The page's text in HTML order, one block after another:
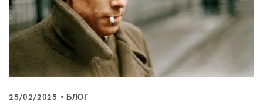
25/02/2025 БЛОГ